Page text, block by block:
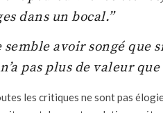
dans un bocal.”
semble avoir songé que
pas plus de valeur que
les critiques ne sont pas